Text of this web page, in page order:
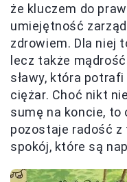
że kluczem do
umiejętność
zdrowiem. Dla niej
lecz także
sławy, która
ciężar. Choć nikt
sumę na koncie,
pozostaje radość
spokój, które są